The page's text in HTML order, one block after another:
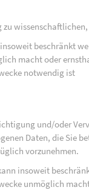
beschränkt
macht oder
notwendig ist
und/oder
Daten, die Sie
vorzunehmen.
insoweit
unmöglich